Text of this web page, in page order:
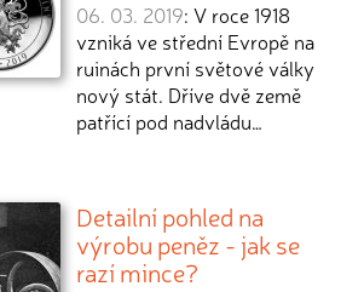
06. 03. 2019: V roce 1918
vzniká ve střední Evropě na
ruinách první světové války
nový stát. Dříve dvě země
patřící pod nadvládu…
Detailní pohled na
výrobu peněz - jak se
razí mince?